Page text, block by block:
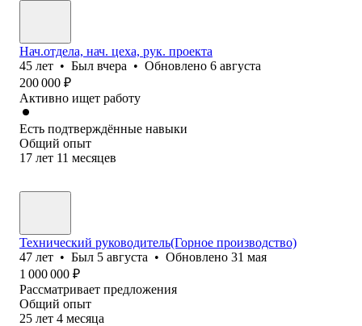
Нач.отдела, нач. цеха, рук. проекта
45 лет • Был вчера • Обновлено 6 августа
200 000 ₽
Активно ищет работу
Есть подтверждённые навыки
Общий опыт
17 лет 11 месяцев
Технический руководитель(Горное производство)
47 лет • Был 5 августа • Обновлено 31 мая
1 000 000 ₽
Рассматривает предложения
Общий опыт
25 лет 4 месяца